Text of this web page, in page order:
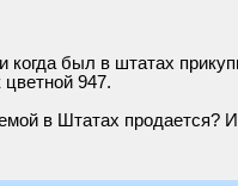
когда был в штатах
947.
в Штатах продается?